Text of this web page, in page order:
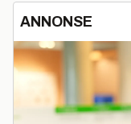
ANNONSE